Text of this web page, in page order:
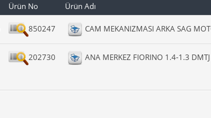
Ürün No Ürün Adı
850247 CAM MEKANIZMASI ARKA SAG
202730 ANA MERKEZ FIORINO 1.4-1.3